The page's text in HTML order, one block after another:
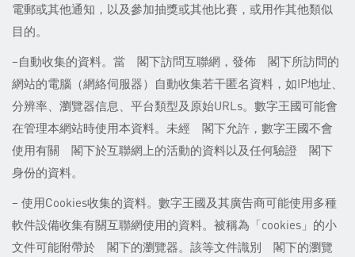
電郵或其他通知，以及參加抽獎或其他比賽，或用作其他類似
目的。
–自動收集的資料。當 閣下訪問互聯網，發佈 閣下所訪問的
網站的電腦（網絡伺服器）自動收集若干匿名資料，如IP地址、
分辨率、瀏覽器信息、平台類型及原始URLs。數字王國可能會
在管理本網站時使用本資料。未經 閣下允許，數字王國不會
使用有關 閣下於互聯網上的活動的資料以及任何驗證 閣下
身份的資料。
– 使用Cookies收集的資料。數字王國及其廣告商可能使用多種
軟件設備收集有關互聯網使用的資料。被稱為「cookies」的小
文件可能附帶於 閣下的瀏覽器。該等文件識別 閣下的瀏覽